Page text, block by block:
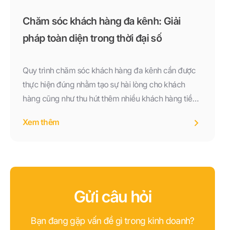
Chăm sóc khách hàng đa kênh: Giải
pháp toàn diện trong thời đại số
Quy trình chăm sóc khách hàng đa kênh cần được
thực hiện đúng nhằm tạo sự hài lòng cho khách
hàng cũng như thu hút thêm nhiều khách hàng tiềm
bước như thế nào?
Xem thêm
Gửi câu hỏi
Bạn đang gặp vấn đề gì trong kinh doanh?